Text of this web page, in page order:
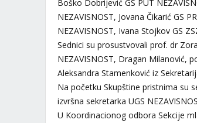
Boško Dobrijević GS PUT
NEZAVISNOST, Jovana Čikarić GS
NEZAVISNOST, Ivana Stojkov GS
Sednici su prosustvovali prof. dr
NEZAVISNOST, Dragan Milanović,
Aleksandra Stamenković iz
Na početku Skupštine pristnima su
izvršna sekretarka UGS
U Koordinacionog odbora Sekcije